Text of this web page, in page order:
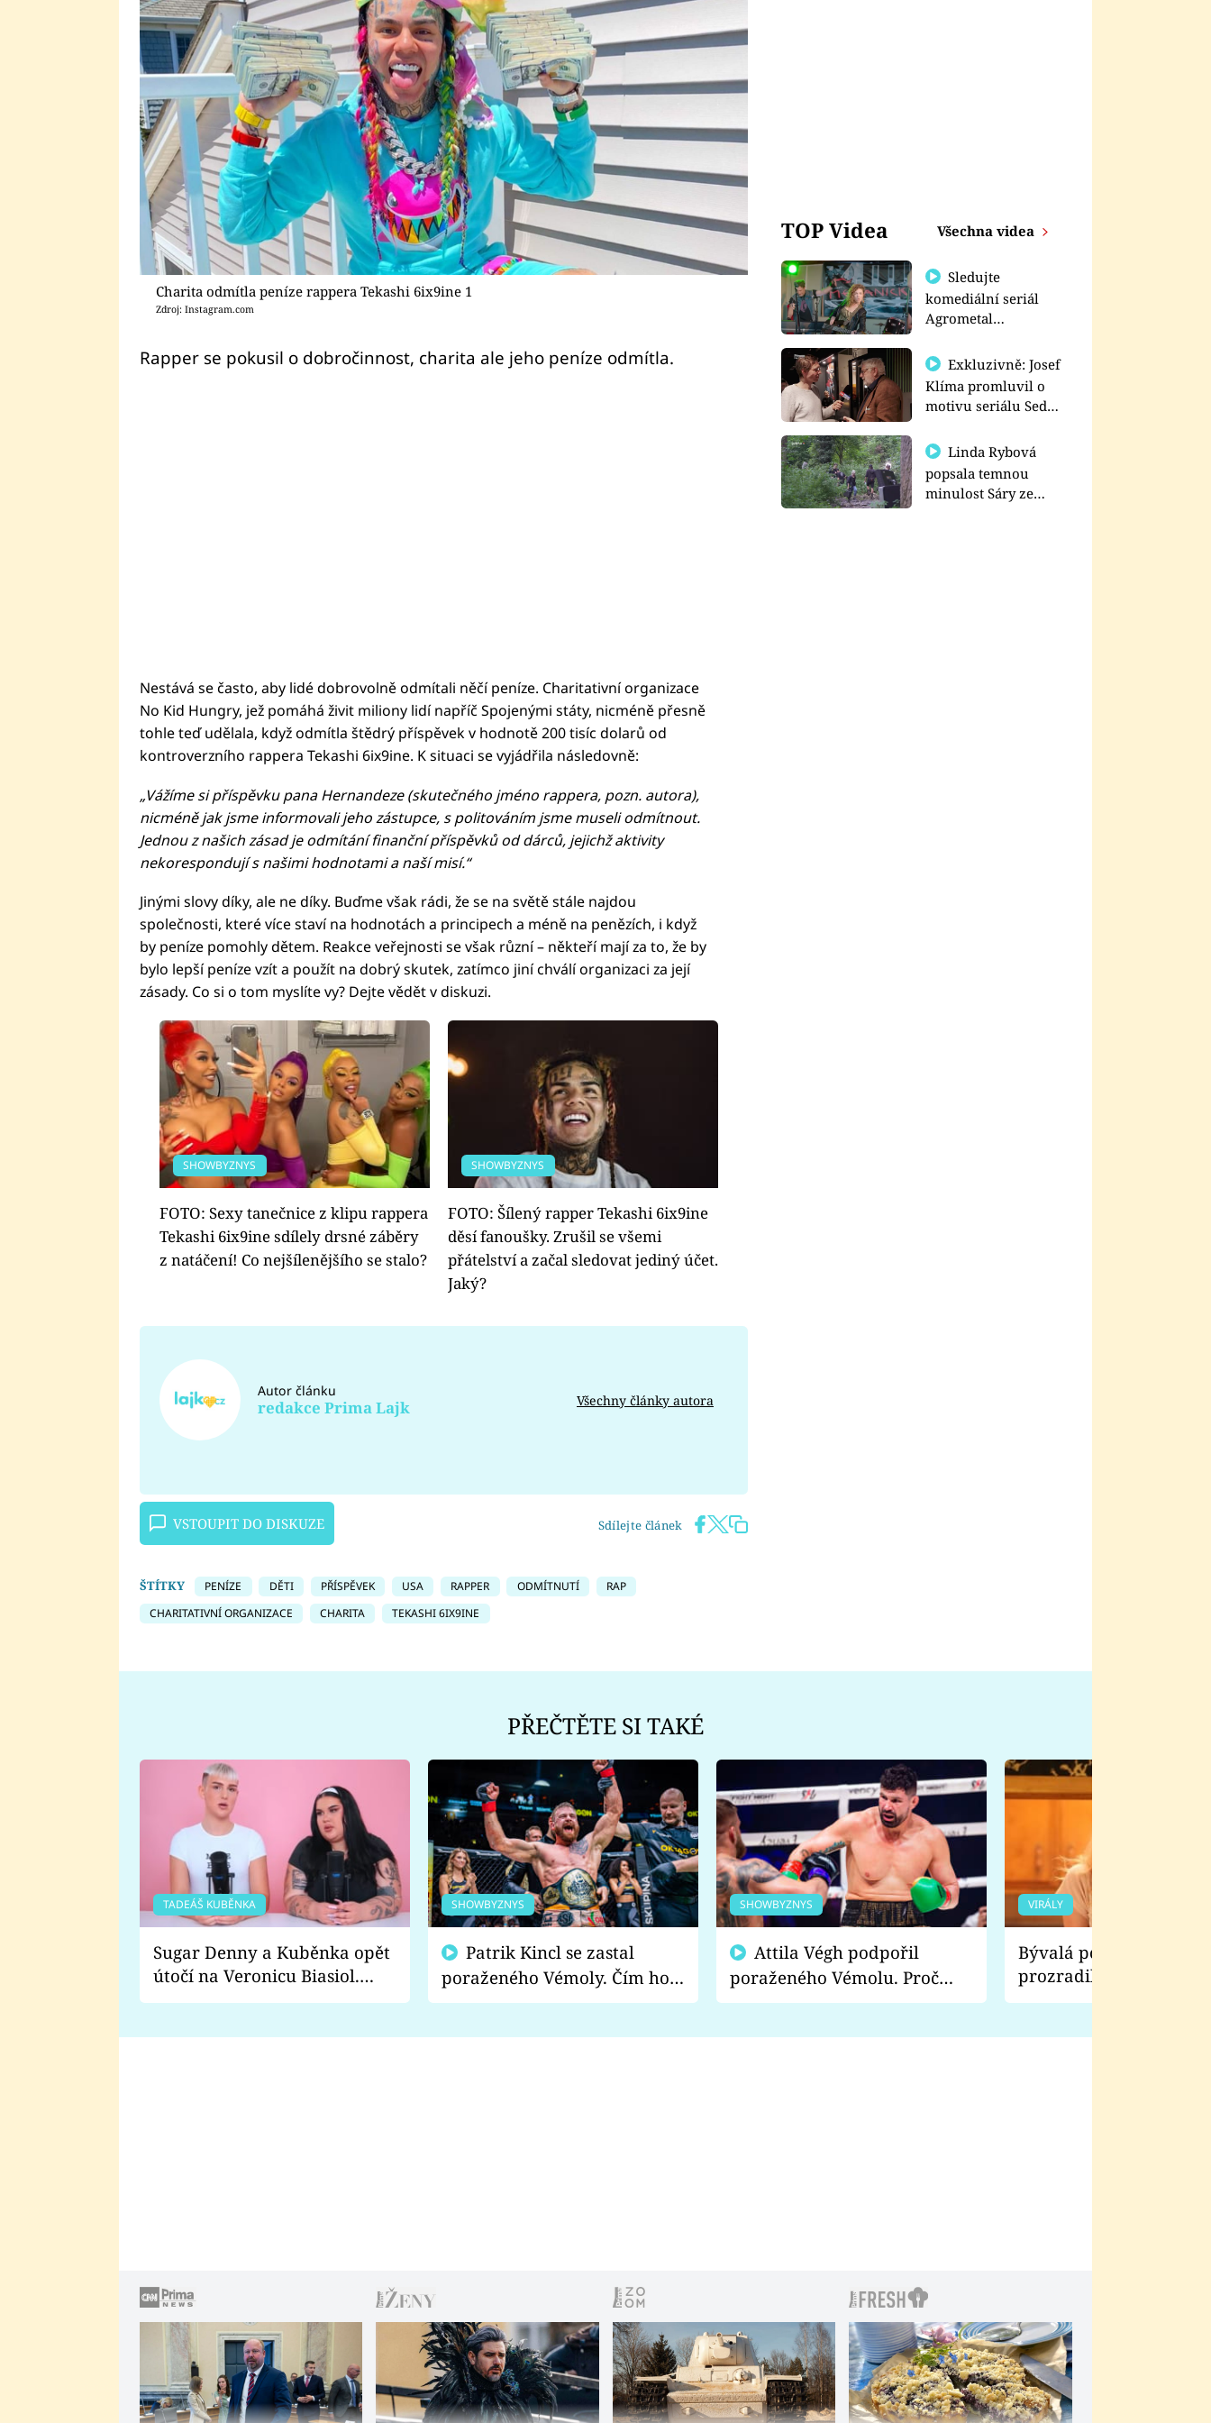
Charita odmítla peníze rappera Tekashi 6ix9ine 1
Zdroj: Instagram.com
Rapper se pokusil o dobročinnost, charita ale jeho peníze odmítla.
Nestává se často, aby lidé dobrovolně odmítali něčí peníze. Charitativní organizace
No Kid Hungry, jež pomáhá živit miliony lidí napříč Spojenými státy, nicméně přesně
tohle teď udělala, když odmítla štědrý příspěvek v hodnotě 200 tisíc dolarů od
kontroverzního rappera Tekashi 6ix9ine. K situaci se vyjádřila následovně:
„Vážíme si příspěvku pana Hernandeze (skutečného jméno rappera, pozn. autora),
nicméně jak jsme informovali jeho zástupce, s politováním jsme museli odmítnout.
Jednou z našich zásad je odmítání finanční příspěvků od dárců, jejichž aktivity
nekorespondují s našimi hodnotami a naší misí.“
Jinými slovy díky, ale ne díky. Buďme však rádi, že se na světě stále najdou
společnosti, které více staví na hodnotách a principech a méně na penězích, i když
by peníze pomohly dětem. Reakce veřejnosti se však různí – někteří mají za to, že by
bylo lepší peníze vzít a použít na dobrý skutek, zatímco jiní chválí organizaci za její
zásady. Co si o tom myslíte vy? Dejte vědět v diskuzi.
SHOWBYZNYS
FOTO: Sexy tanečnice z klipu rappera
Tekashi 6ix9ine sdílely drsné záběry
z natáčení! Co nejšílenějšího se stalo?
SHOWBYZNYS
FOTO: Šílený rapper Tekashi 6ix9ine
děsí fanoušky. Zrušil se všemi
přátelství a začal sledovat jediný účet.
Jaký?
Autor článku
redakce Prima Lajk Všechny články autora
VSTOUPIT DO DISKUZE Sdílejte článek
ŠTÍTKY PENÍZE DĚTI PŘÍSPĚVEK USA RAPPER ODMÍTNUTÍ
RAP
CHARITATIVNÍ ORGANIZACE
CHARITA TEKASHI 6IX9INE
TOP Videa Všechna videa
Sledujte
komediální seriál
Agrometal
prima+
Exkluzivně: Josef
Klíma promluvil o
motivu seriálu Sedm
Linda Rybová
popsala temnou
minulost Sáry ze
PŘEČTĚTE SI TAKÉ
TADEÁŠ KUBĚNKA
Sugar Denny a Kuběnka opět
útočí na Veronicu Biasiol.
Proč je podle nich falešná a
SHOWBYZNYS
poraženého Vémoly. Čím ho
fanoušci naštvali?
SHOWBYZNYS
poraženého Vémolu. Proč
chce raději zápasit s ním než
VIRÁLY
Bývalá pornoherečka
prozradila, co ji
natáčení Euforie.